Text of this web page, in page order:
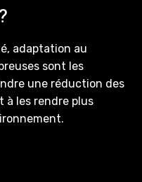
adaptation au
sont les
une réduction des
à les rendre plus